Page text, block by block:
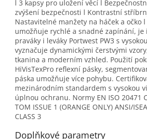
l 3 kapsy pro uložení věcí l
zvýšení bezpečnosti l Kontrastní
Nastavitelné manžety na háček a očko l
umožňuje rychlé a snadné zapínání,
praváky i leváky Portwest PW3 s
vyznačuje dynamickými čerstvými
tkanina a moderním vzhled. Použití
HiVisTexPro reflexní pásky,
páska umožňuje více pohybu.
mezinárodním standardem s vysokou
úplnou ochranu. Normy EN ISO 20471
TOM ISSUE 1 (ORANGE ONLY) ANSI/
CLASS 3
Doplňkové parametry